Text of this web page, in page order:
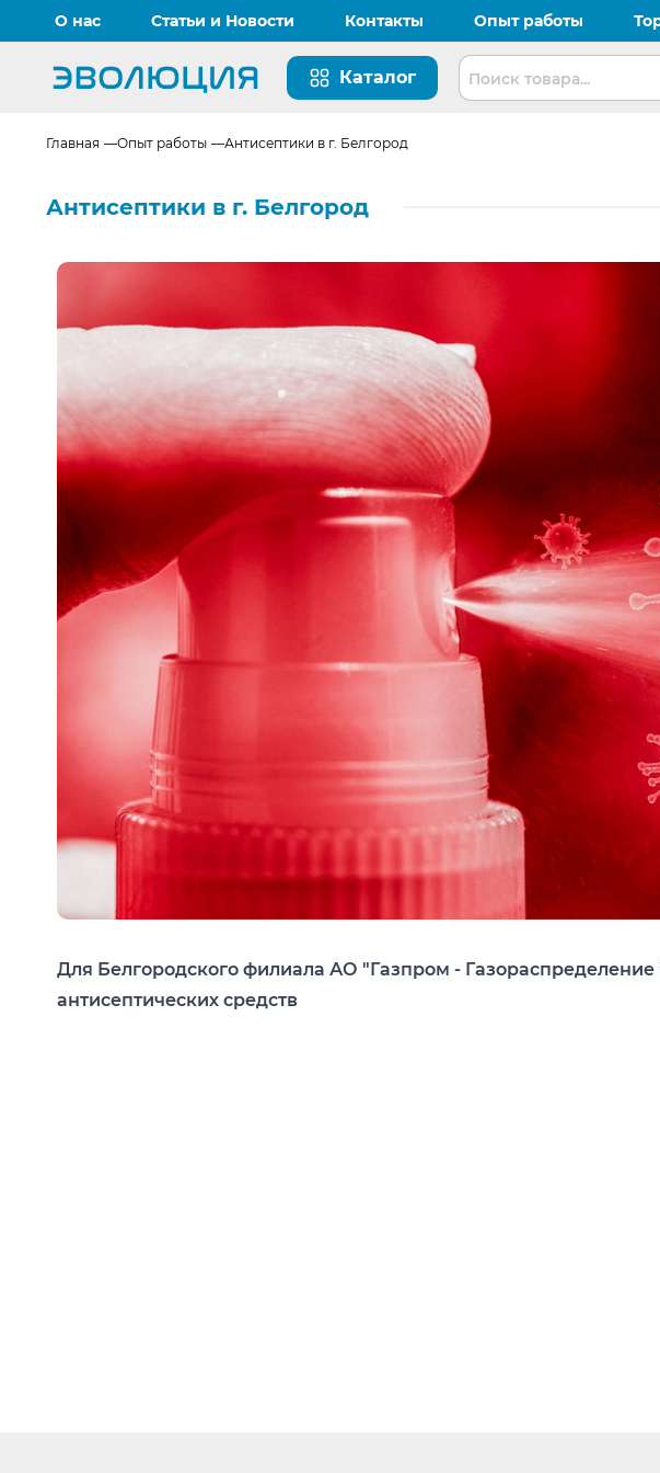
О нас Статьи и Новости Контакты Опыт работы
Перейти на главную страницу
Каталог
Главная Опыт работы Антисептики в г. Белгород
Антисептики в г. Белгород
Для Белгородского филиала АО "Газпром - Газораспределение
антисептических средств